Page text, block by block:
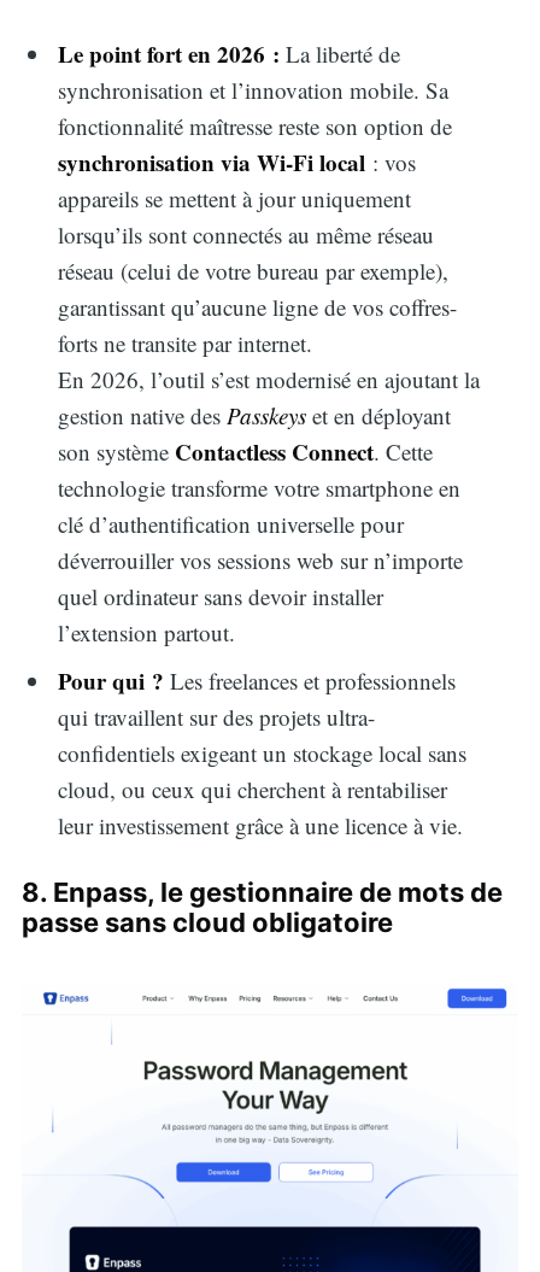
Le point fort en 2026 : La liberté de
synchronisation et l’innovation mobile. Sa
fonctionnalité maîtresse reste son option de
synchronisation via Wi-Fi local : vos
appareils se mettent à jour uniquement
lorsqu’ils sont connectés au même réseau
réseau (celui de votre bureau par exemple),
garantissant qu’aucune ligne de vos coffres-
forts ne transite par internet.
En 2026, l’outil s’est modernisé en ajoutant la
gestion native desPasskeys et en déployant
son système Contactless Connect. Cette
technologie transforme votre smartphone en
clé d’authentification universelle pour
déverrouiller vos sessions web sur n’importe
quel ordinateur sans devoir installer
l’extension partout.
Pour qui ? Les freelances et professionnels
qui travaillent sur des projets ultra-
confidentiels exigeant un stockage local sans
cloud, ou ceux qui cherchent à rentabiliser
leur investissement grâce à une licence à vie.
8. Enpass, le gestionnaire de mots de
passe sans cloud obligatoire